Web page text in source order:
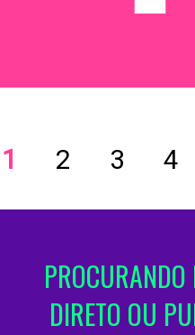
1 2 3 4
DIRETO OU